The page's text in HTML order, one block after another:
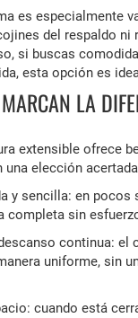
es especialmente
del respaldo ni
si buscas
esta opción es
LA
extensible ofrece
una elección
y sencilla: en pocos
completa sin
continua: el
uniforme, sin
cuando está